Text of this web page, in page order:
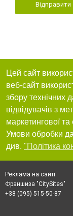
Відправити
Цей сайт
веб-сайт
збору технічних
відвідувачів з
маркетингової та
Умови обробки
див. "Політика
Реклама на сайті
Франшиза "CitySites"
+38 (095) 515-50-87